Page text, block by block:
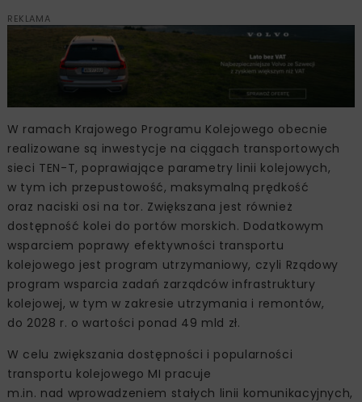
REKLAMA
W ramach Krajowego Programu Kolejowego obecnie
realizowane są inwestycje na ciągach transportowych
sieci TEN-T, poprawiające parametry linii kolejowych,
w tym ich przepustowość, maksymalną prędkość
oraz naciski osi na tor. Zwiększana jest również
dostępność kolei do portów morskich. Dodatkowym
wsparciem poprawy efektywności transportu
kolejowego jest program utrzymaniowy, czyli Rządowy
program wsparcia zadań zarządców infrastruktury
kolejowej, w tym w zakresie utrzymania i remontów,
do 2028 r. o wartości ponad 49 mld zł.
W celu zwiększania dostępności i popularności
transportu kolejowego MI pracuje
m.in. nad wprowadzeniem stałych linii komunikacyjnych,